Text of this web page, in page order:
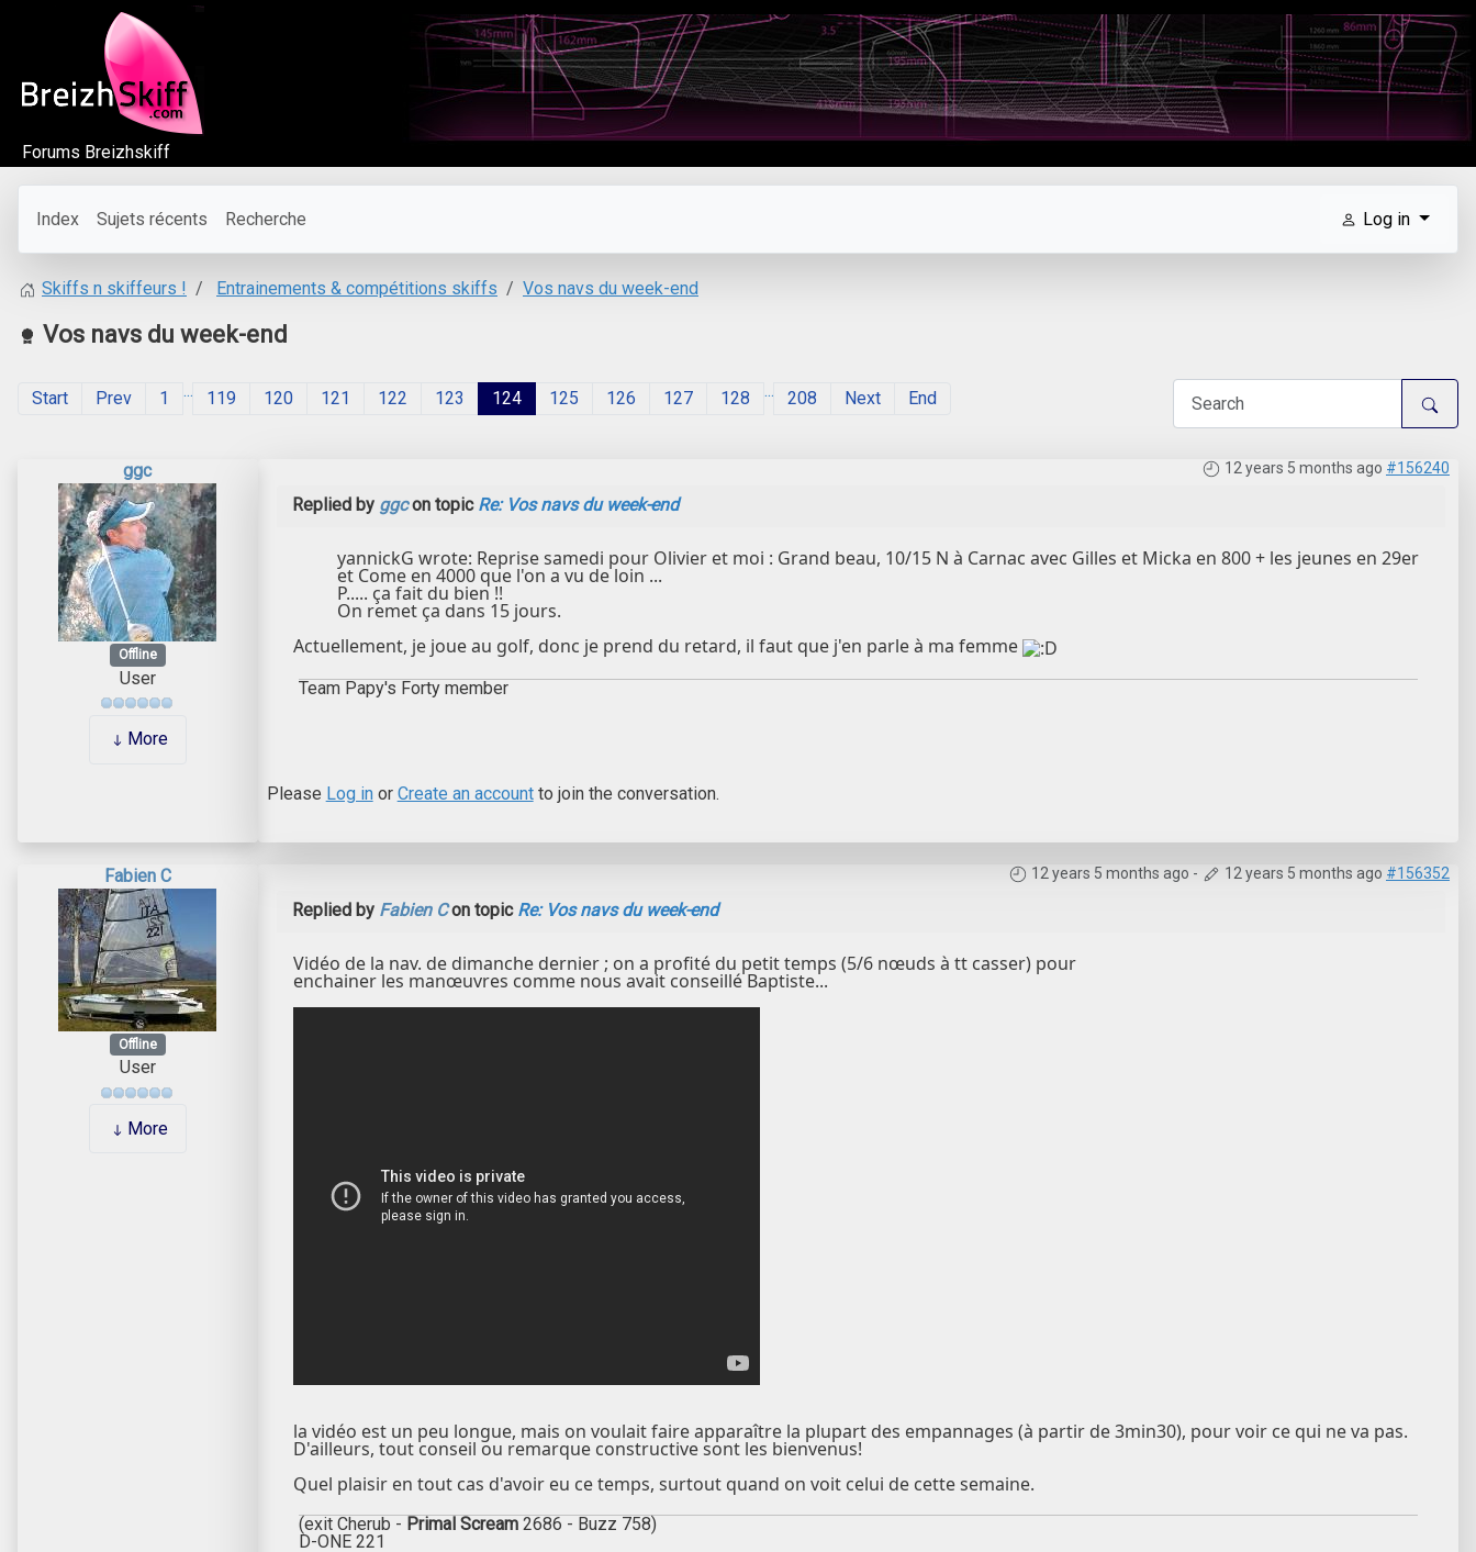
Forums Breizhskiff
Index Sujets récents Recherche Log in
Skiffs n skiffeurs ! Entrainements & compétitions skiffs Vos navs du week-end
Vos navs du week-end
Start Prev 1 ... 119 120 121 122 123 124 125 126 127 128 ... 208 Next End
ggc
Offline
User
More
12 years 5 months ago #156240
Replied by ggcon topic Re: Vos navs du week-end
yannickG wrote: Reprise samedi pour Olivier et moi : Grand beau, 10/15 N à Carnac avec Gilles et Micka en 800 + les jeunes en 29er
et Come en 4000 que l'on a vu de loin ...
P..... ça fait du bien !!
On remet ça dans 15 jours.
Actuellement, je joue au golf, donc je prend du retard, il faut que j'en parle à ma femme
Team Papy's Forty member
Please Log inor Create an accountto join the conversation.
Fabien C
Offline
User
More
12 years 5 months ago - 12 years 5 months ago #156352
Replied by Fabien Con topic Re: Vos navs du week-end
Vidéo de la nav. de dimanche dernier ; on a profité du petit temps (5/6 nœuds à tt casser) pour
enchainer les manœuvres comme nous avait conseillé Baptiste...
la vidéo est un peu longue, mais on voulait faire apparaître la plupart des empannages (à partir de 3min30), pour voir ce qui ne va pas.
D'ailleurs, tout conseil ou remarque constructive sont les bienvenus!
Quel plaisir en tout cas d'avoir eu ce temps, surtout quand on voit celui de cette semaine.
(exit Cherub - Primal Scream2686 - Buzz 758)
D-ONE 221